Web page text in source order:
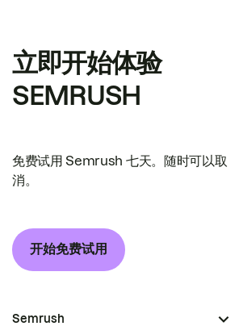
立即开始体验
SEMRUSH
免费试用 Semrush 七天。随时可以取
消。
开始免费试用
Semrush